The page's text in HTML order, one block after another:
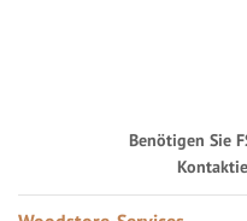
Benötigen Sie